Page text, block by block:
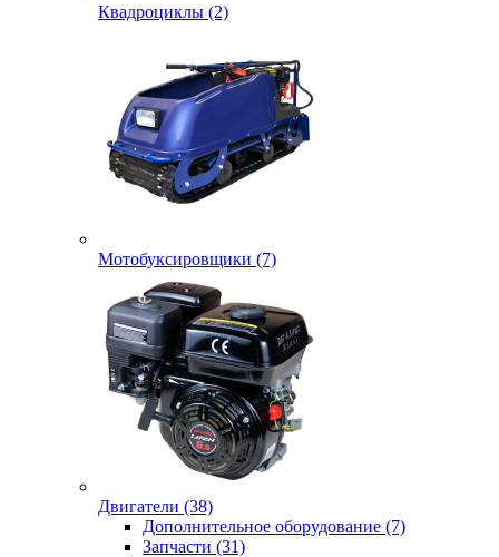
Квадроциклы (2)
Мотобуксировщики (7)
Двигатели (38)
Дополнительное оборудование (7)
Запчасти (31)